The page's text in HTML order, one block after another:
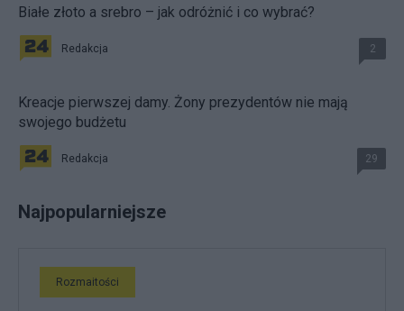
Białe złoto a srebro – jak odróżnić i co wybrać?
Redakcja 2
Kreacje pierwszej damy. Żony prezydentów nie mają
swojego budżetu
Redakcja 29
Najpopularniejsze
Rozmaitości